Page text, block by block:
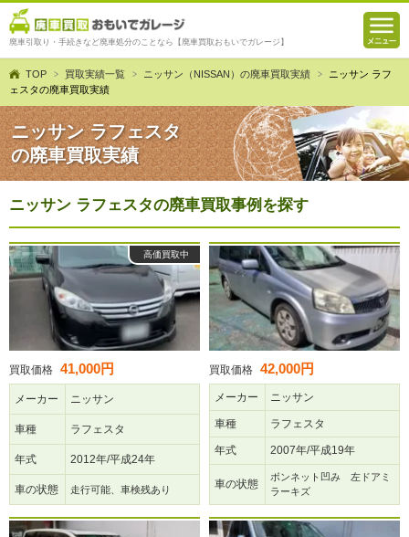
廃車引取り・手続きなど廃車処分のことなら【廃車買取おもいでガレージ】
TOP 買取実績一覧 ニッサン（NISSAN）の廃車買取実績
ニッサン ラフ
ェスタの廃車買取実績
ニッサン ラフェスタ
の廃車買取実績
ニッサン ラフェスタの廃車買取事例を探す
高価買取中
買取価格 41,000円
メーカー ニッサン
車種 ラフェスタ
年式 2012年/平成24年
車の状態 走行可能、車検残あり
買取価格 42,000円
メーカー ニッサン
車種 ラフェスタ
年式 2007年/平成19年
車の状態
ボンネット凹み 左ドアミ
ラーキズ